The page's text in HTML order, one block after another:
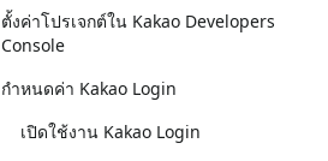
ตั้งค่าโปรเจกต์ใน Kakao Developers
Console
กำหนดค่า Kakao Login
เปิดใช้งาน Kakao Login